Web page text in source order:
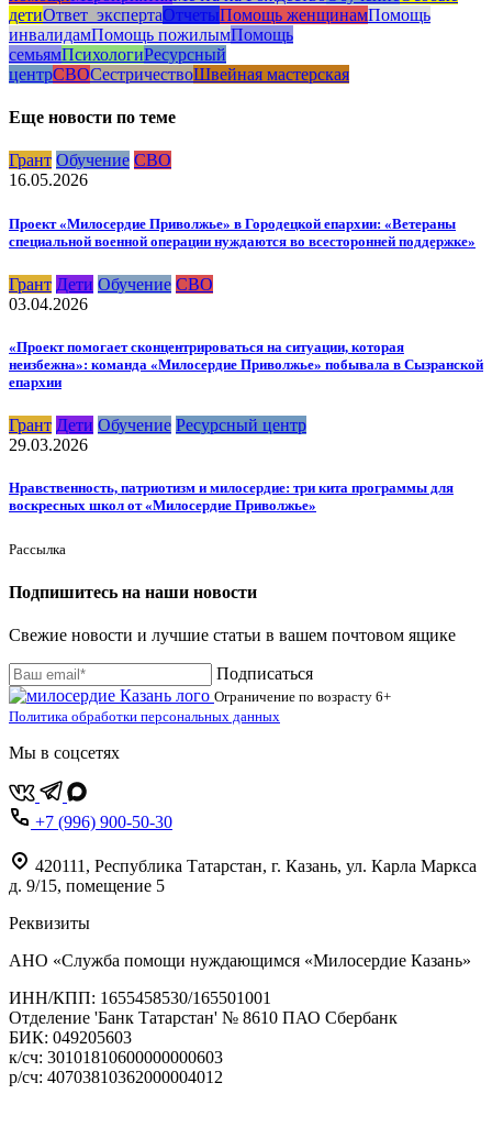
детиОтвет_экспертаОтчетыПомощь женщинамПомощь
инвалидамПомощь пожилымПомощь
семьямПсихологиРесурсный
центрСВОСестричествоШвейная мастерская
Еще новости по теме
Грант Обучение СВО
16.05.2026
Проект «Милосердие Приволжье» в Городецкой епархии: «Ветераны
специальной военной операции нуждаются во всесторонней поддержке»
Грант Дети Обучение СВО
03.04.2026
«Проект помогает сконцентрироваться на ситуации, которая
неизбежна»: команда «Милосердие Приволжье» побывала в Сызранской
епархии
Грант Дети Обучение Ресурсный центр
29.03.2026
Нравственность, патриотизм и милосердие: три кита программы для
воскресных школ от «Милосердие Приволжье»
Рассылка
Подпишитесь на наши новости
Свежие новости и лучшие статьи в вашем почтовом ящике
Подписаться
Ограничение по возрасту 6+
Политика обработки персональных данных
Мы в соцсетях
+7 (996) 900-50-30
420111 , Республика Татарстан, г. Казань, ул. Карла Маркса
д. 9/15, помещение 5
Реквизиты
АНО «Служба помощи нуждающимся «Милосердие Казань»
‌ИНН/КПП: 1655458530/165501001
Отделение 'Банк Татарстан' № 8610 ПАО Сбербанк
БИК: 049205603
‌к/сч: 30101810600000000603
р/сч: 40703810362000004012